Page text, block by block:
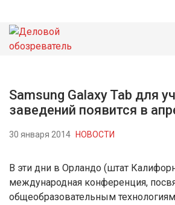
НОВОСТИ
Samsung Galaxy Tab для
заведений появится в
30 января 2014 НОВОСТИ
В эти дни в Орландо (штат
международная конференция,
общеобразовательным